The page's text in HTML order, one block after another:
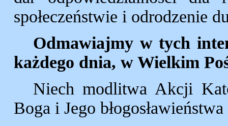
społeczeństwie i odrodzenie
Odmawiajmy w tych
każdego dnia, w Wielkim
Niech modlitwa Akcji
Boga i Jego